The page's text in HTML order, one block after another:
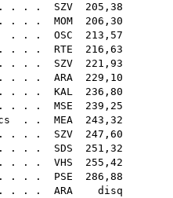
. . . SZV 205,38
. . . MOM 206,30
. . . OSC 213,57
. . . RTE 216,63
. . . SZV 221,93
. . . ARA 229,10
. . . KAL 236,80
. . . MSE 239,25
. . MEA 243,32
. . . SZV 247,60
. . . SDS 251,32
. . . VHS 255,42
. . . PSE 286,88
. . . ARA disq